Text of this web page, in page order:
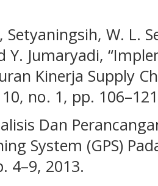
Setyaningsih, W. L.
Y. Jumaryadi,
Kinerja Supply
no. 1, pp.
Dan
System (GPS)
4–9, 2013.